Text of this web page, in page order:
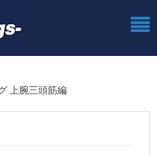
上腕三頭筋編